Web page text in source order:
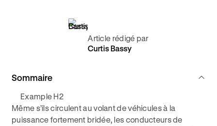
Article rédigé par
Curtis Bassy
Sommaire
Example H2
Même s’ils circulent au volant de véhicules à la
puissance fortement bridée, les conducteurs de